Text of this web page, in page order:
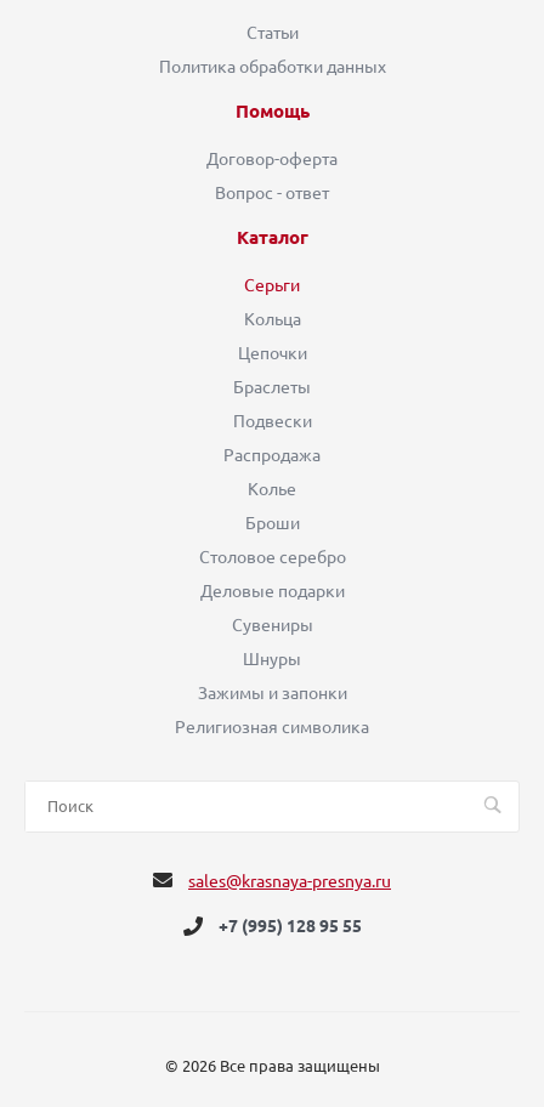
Статьи
Политика обработки данных
Помощь
Договор-оферта
Вопрос - ответ
Каталог
Серьги
Кольца
Цепочки
Браслеты
Подвески
Распродажа
Колье
Броши
Столовое серебро
Деловые подарки
Сувениры
Шнуры
Зажимы и запонки
Религиозная символика
sales@krasnaya-presnya.ru
+7 (995) 128 95 55
© 2026 Все права защищены